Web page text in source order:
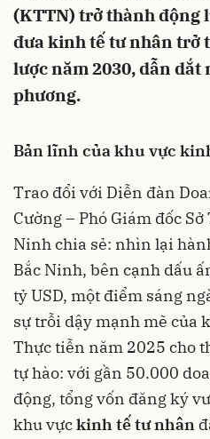
(KTTN) trở thành động
đưa kinh tế tư nhân trở
lược năm 2030, dẫn dắt
phương.
Bản lĩnh của khu vực
Trao đổi với Diễn đàn
Cường – Phó Giám đốc
Ninh chia sẻ: nhìn lại
Bắc Ninh, bên cạnh dấu
tỷ USD, một điểm sáng
sự trỗi dậy mạnh mẽ của
Thực tiễn năm 2025 cho
tự hào: với gần 50.000
động, tổng vốn đăng ký
khu vựckinh tế tư nhân